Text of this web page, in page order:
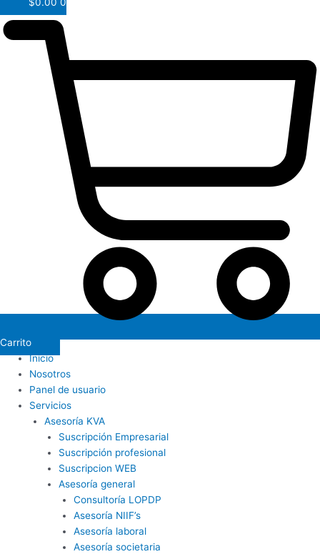
Carrito
Inicio
Nosotros
Panel de usuario
Servicios
Asesoría KVA
Suscripción Empresarial
Suscripción profesional
Suscripcion WEB
Asesoría general
Consultoría LOPDP
Asesoría NIIF’s
Asesoría laboral
Asesoría societaria